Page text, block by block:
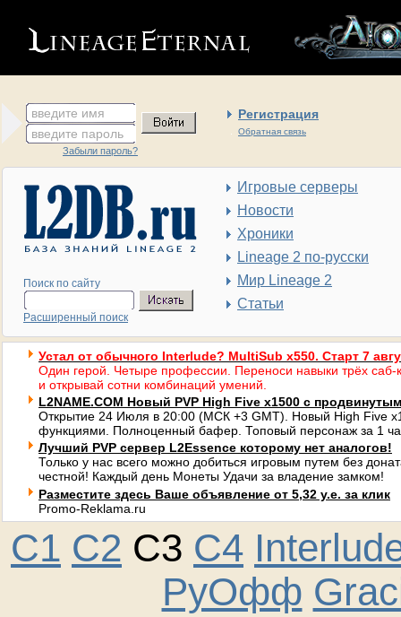
введите имя Регистрация
Обратная связь
введите пароль
Забыли пароль?
Поиск по сайту
Расширенный поиск
Игровые серверы
Новости
Хроники
Lineage 2 по-русски
Мир Lineage 2
Статьи
Устал от обычного Interlude? MultiSub x550. Старт 7
Один герой. Четыре профессии. Переноси навыки трёх саб-
и открывай сотни комбинаций умений.
L2NAME.COM Новый PVP High Five x1500 с
Открытие 24 Июля в 20:00 (МСК +3 GMT). Новый High Five
функциями. Полноценный бафер. Топовый персонаж за 1
Лучший PVP сервер L2Essence которому нет аналогов!
Только у нас всего можно добиться игровым путем без
честной! Каждый день Монеты Удачи за владение замком!
Разместите здесь Ваше объявление от 5,32 у.е. за клик
Promo-Reklama.ru
C1 C2 C3 C4
РуОфф